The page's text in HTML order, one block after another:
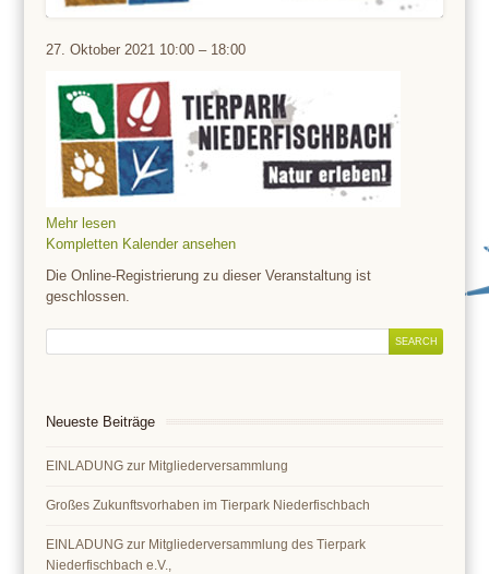
Tierpark
27. Oktober 2021 10:00 – 18:00
Mehr lesen
Kompletten Kalender ansehen
Die Online-Registrierung zu dieser Veranstaltung ist
geschlossen.
Neueste Beiträge
EINLADUNG zur Mitgliederversammlung
Großes Zukunftsvorhaben im Tierpark Niederfischbach
EINLADUNG zur Mitgliederversammlung des Tierpark
Niederfischbach e.V.,